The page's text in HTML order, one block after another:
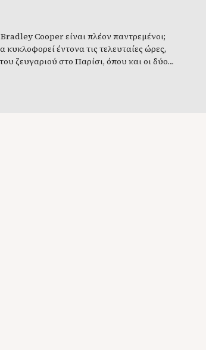
Cooper είναι πλέον παντρεμένοι;
κυκλοφορεί έντονα τις τελευταίες ώρες,
ζευγαριού στο Παρίσι, όπου και οι δύο